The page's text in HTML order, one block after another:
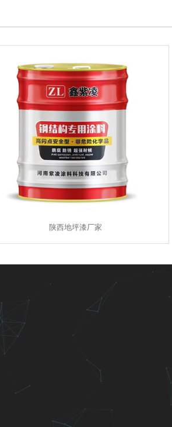
陕西地坪漆厂家